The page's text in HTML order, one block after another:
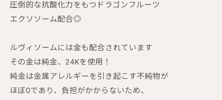
圧倒的な抗酸化力をもつドラゴンフルーツ
エクソソーム配合◎
ルヴィソームには金も配合されています
その金は純金、24Kを使用！
純金は金属アレルギーを引き起こす不純物が
ほぼ0であり、負担がかからないため、